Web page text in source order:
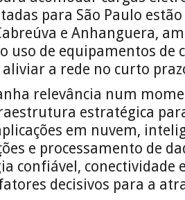
para São Paulo
e Anhanguera,
uso de equipamentos
a rede no curto
relevância num
estratégica
em nuvem,
e processamento de
confiável, conectividade
decisivos para a